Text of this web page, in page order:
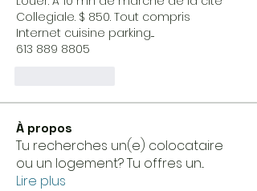
Collegiale. $ 850. Tout compris
Internet cuisine parking....
613 889 8805
À propos
Tu recherches un(e) colocataire
ou un logement? Tu offres un...
Lire plus